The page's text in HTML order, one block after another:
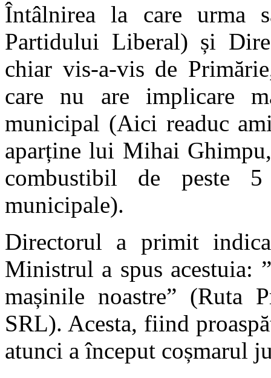
Întâlnirea la care urma
Partidului Liberal) și
chiar vis-a-vis de
care nu are implicare
municipal (Aici readuc
aparține lui Mihai
combustibil de peste
municipale).
Directorul a primit
Ministrul a spus acestuia:
mașinile noastre” (Ruta
SRL). Acesta, fiind
atunci a început coșmarul